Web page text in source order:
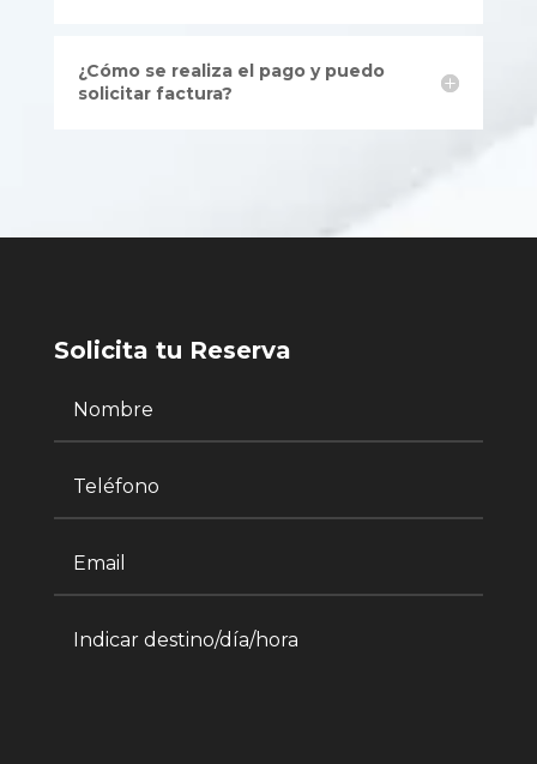
¿Cómo se realiza el pago y puedo
solicitar factura?
Solicita tu Reserva